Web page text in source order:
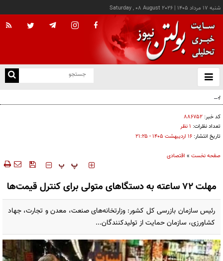
شنبه ۱۷ مرداد ۱۴۰۵ |
Saturday , 08 August 2026
باز
و
پزشکیان: خدمت بی‌منت و مشارکت مردمی، پایه حل مشکلات کشور است
کد خبر: ۸۸۶۷۵۲
تعداد نظرات: ۱ نظر
تاریخ انتشار: ۱۶ ارديبهشت ۱۴۰۵ - ۲۱:۲۵
صفحه نخست » اقتصادی
‍‍‍ پ پ
مهلت ۷۲ ساعته به دستگاهای متولی برای کنترل قیمت‌ها
رئیس سازمان بازرسی کل کشور: وزارتخانه‌های صنعت، معدن و تجارت، جهاد
کشاورزی، سازمان حمایت از تولیدکنندگان...